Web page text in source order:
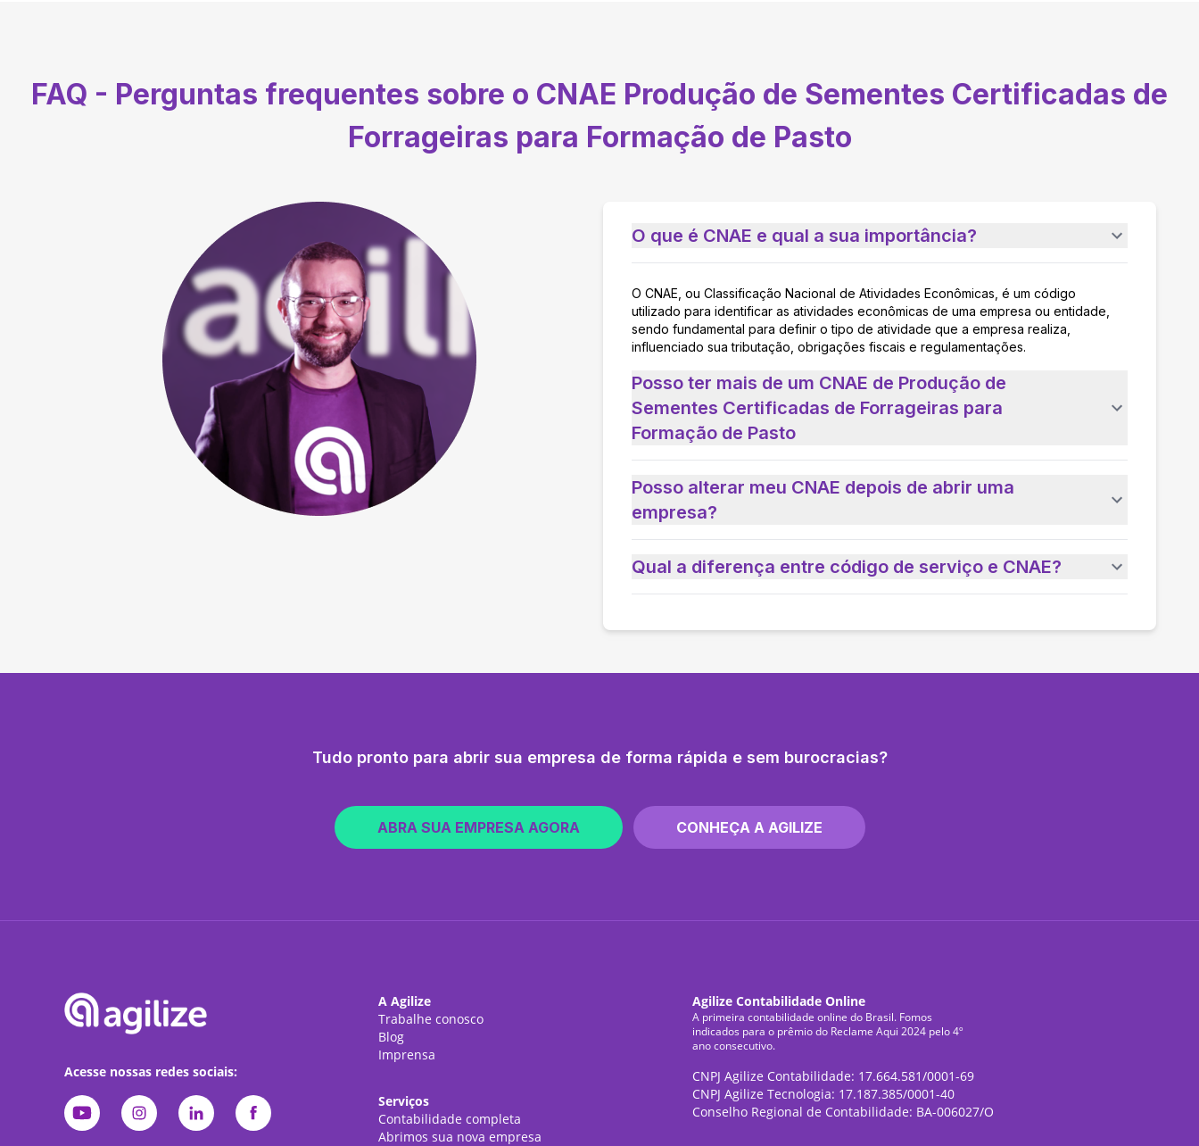
FAQ - Perguntas frequentes sobre o CNAE Produção de Sementes Certificadas de
Forrageiras para Formação de Pasto
O que é CNAE e qual a sua importância?
O CNAE, ou Classificação Nacional de Atividades Econômicas, é um código
utilizado para identificar as atividades econômicas de uma empresa ou entidade,
sendo fundamental para definir o tipo de atividade que a empresa realiza,
influenciado sua tributação, obrigações fiscais e regulamentações.
Posso ter mais de um CNAE de Produção de
Sementes Certificadas de Forrageiras para
Formação de Pasto
Posso alterar meu CNAE depois de abrir uma
empresa?
Qual a diferença entre código de serviço e CNAE?
Tudo pronto para abrir sua empresa de forma rápida e sem burocracias?
ABRA SUA EMPRESA AGORA CONHEÇA A AGILIZE
Acesse nossas redes sociais:
A Agilize
Trabalhe conosco
Blog
Imprensa
Serviços
Contabilidade completa
Abrimos sua nova empresa
Agilize Contabilidade Online
A primeira contabilidade online do Brasil. Fomos
indicados para o prêmio do Reclame Aqui 2024 pelo 4º
ano consecutivo.
CNPJ Agilize Contabilidade: 17.664.581/0001-69
CNPJ Agilize Tecnologia: 17.187.385/0001-40
Conselho Regional de Contabilidade: BA-006027/O